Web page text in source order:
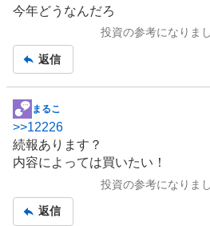
記
今年どうなんだろ
投資の参考になりま
返信
掲
示
板
記
まるこ
>>12226
続報あります？
内容によっては買いたい！
投資の参考になりま
返信